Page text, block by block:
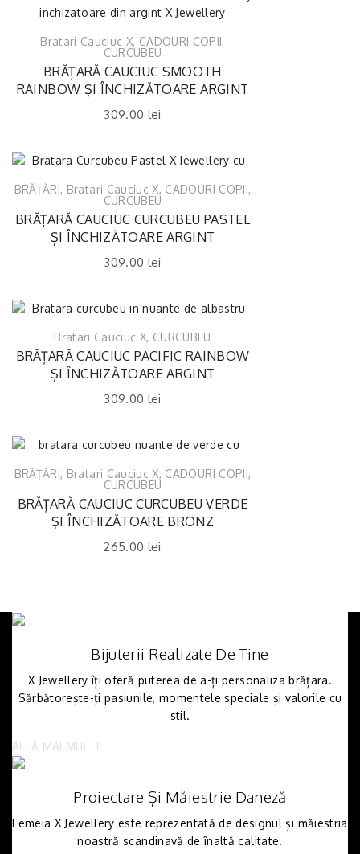
Bratari Cauciuc X, CADOURI COPII,
CURCUBEU
BRĂȚARĂ CAUCIUC SMOOTH
RAINBOW ȘI ÎNCHIZĂTOARE ARGINT
309.00 lei
BRĂȚĂRI, Bratari Cauciuc X, CADOURI COPII,
CURCUBEU
BRĂȚARĂ CAUCIUC CURCUBEU PASTEL
ȘI ÎNCHIZĂTOARE ARGINT
309.00 lei
Bratari Cauciuc X, CURCUBEU
BRĂȚARĂ CAUCIUC PACIFIC RAINBOW
ȘI ÎNCHIZĂTOARE ARGINT
309.00 lei
BRĂȚĂRI, Bratari Cauciuc X, CADOURI COPII,
CURCUBEU
BRĂȚARĂ CAUCIUC CURCUBEU VERDE
ȘI ÎNCHIZĂTOARE BRONZ
265.00 lei
Bijuterii Realizate De Tine
X Jewellery îți oferă puterea de a-ți personaliza brățara.
Sărbătorește-ți pasiunile, momentele speciale și valorile cu
stil.
AFLĂ MAI MULTE
Proiectare Și Măiestrie Daneză
Femeia X Jewellery este reprezentată de designul și măiestria
noastră scandinavă de înaltă calitate.